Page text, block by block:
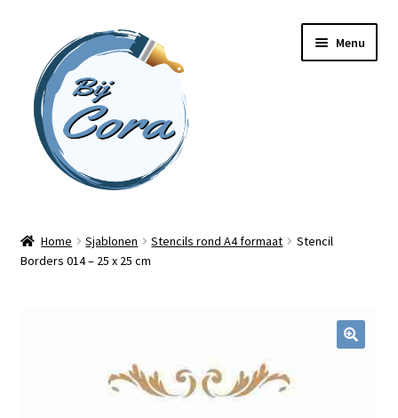
naar
navigatie
inhoud
Menu
Workshops
Home Sjablonen Stencils rond A4 formaat
Stencil
Borders 014 – 25 x 25 cm